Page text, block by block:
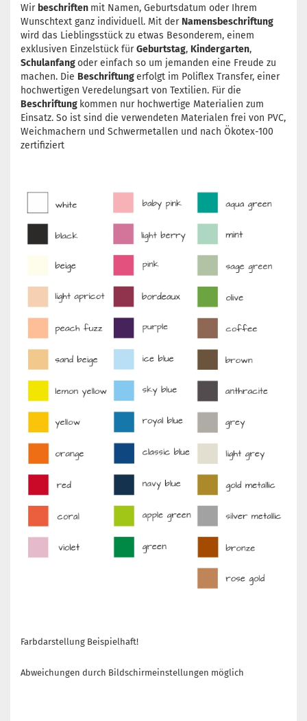
Wir beschriften mit Namen, Geburtsdatum oder Ihrem
Wunschtext ganz individuell. Mit der Namensbeschriftung
wird das Lieblingsstück zu etwas Besonderem, einem
exklusiven Einzelstück fürGeburtstag, Kindergarten,
Schulanfangoder einfach so um jemanden eine Freude zu
machen. Die Beschriftungerfolgt im Poliflex Transfer, einer
hochwertigen Veredelungsart von Textilien. Für die
Beschriftung kommen nur hochwertige Materialien zum
Einsatz. So ist sind die verwendeten Materialen frei von PVC,
Weichmachern und Schwermetallen und nach Ökotex-100
zertifiziert
Farbdarstellung Beispielhaft!
Abweichungen durch Bildschirmeinstellungen möglich